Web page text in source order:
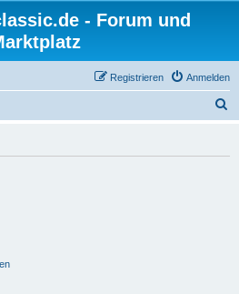
- Forum und
Anmelden
Registrieren